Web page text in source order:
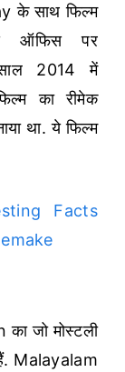
के साथ फिल्म
ऑफिस पर
2014 में
का रीमेक
था. ये फिल्म
Facts
जो मोस्टली
Malayalam